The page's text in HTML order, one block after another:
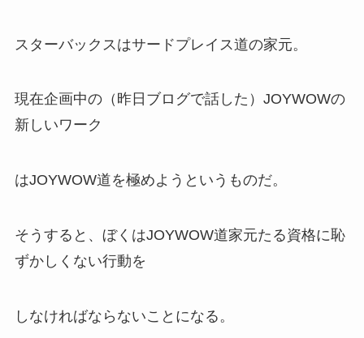
スターバックスはサードプレイス道の家元。
現在企画中の（昨日ブログで話した）JOYWOWの
新しいワーク
はJOYWOW道を極めようというものだ。
そうすると、ぼくはJOYWOW道家元たる資格に恥
ずかしくない行動を
しなければならないことになる。